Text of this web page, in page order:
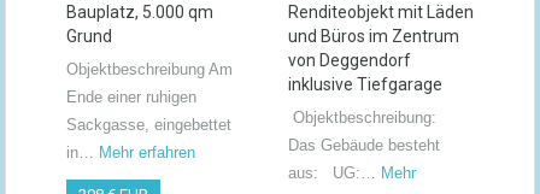
Bauplatz, 5.000 qm
Grund
Objektbeschreibung Am
Ende einer ruhigen
Sackgasse, eingebettet
in… Mehr erfahren
Renditeobjekt mit Läden
und Büros im Zentrum
von Deggendorf
inklusive Tiefgarage
Objektbeschreibung:
Das Gebäude besteht
aus: UG:… Mehr